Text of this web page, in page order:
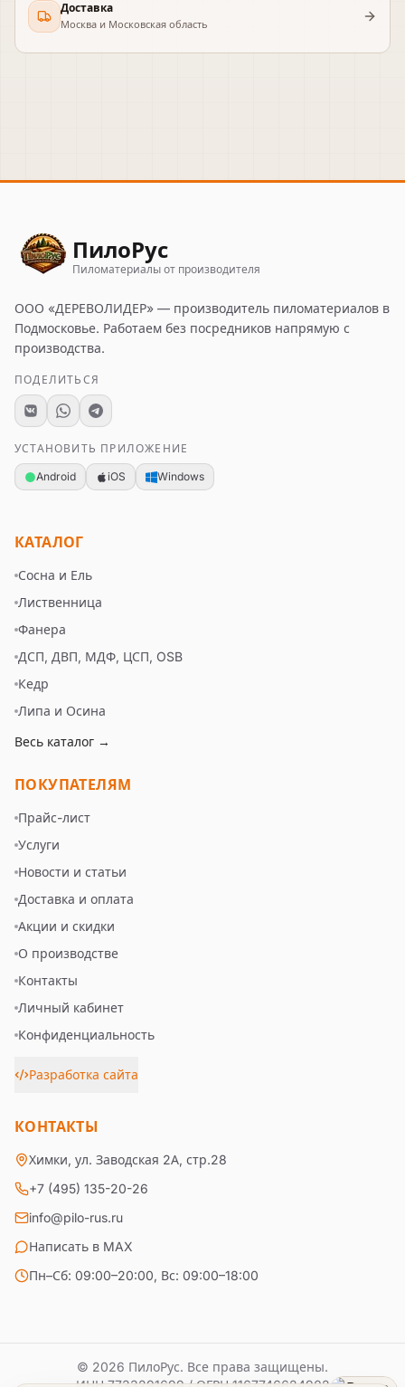
Доставка
Москва и Московская область
ПилоРус
Пиломатериалы от производителя
ООО «ДЕРЕВОЛИДЕР» — производитель пиломатериалов в
Подмосковье. Работаем без посредников напрямую с
производства.
ПОДЕЛИТЬСЯ
УСТАНОВИТЬ ПРИЛОЖЕНИЕ
Android iOS Windows
КАТАЛОГ
Сосна и Ель
Лиственница
Фанера
ДСП, ДВП, МДФ, ЦСП, OSB
Кедр
Липа и Осина
Весь каталог →
ПОКУПАТЕЛЯМ
Прайс-лист
Услуги
Новости и статьи
Доставка и оплата
Акции и скидки
О производстве
Контакты
Личный кабинет
Конфиденциальность
Разработка сайта
КОНТАКТЫ
Химки, ул. Заводская 2А, стр.28
+7 (495) 135-20-26
info@pilo-rus.ru
Написать в MAX
Пн–Сб: 09:00–20:00, Вс: 09:00–18:00
© 2026 ПилоРус. Все права защищены.